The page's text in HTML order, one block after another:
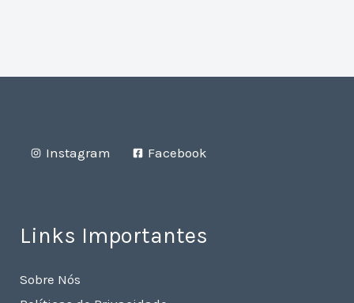
Instagram Facebook
Links Importantes
Sobre Nós